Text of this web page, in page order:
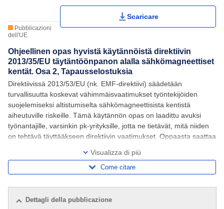
Pubblicazioni
dell'UE
Scaricare
Ohjeellinen opas hyvistä käytännöistä direktiivin
2013/35/EU täytäntöönpanon alalla sähkömagneettiset
kentät. Osa 2, Tapausselostuksia
Direktiivissä 2013/53/EU (nk. EMF-direktiivi) säädetään
turvallisuutta koskevat vähimmäisvaatimukset työntekijöiden
suojelemiseksi altistumiselta sähkömagneettisista kentistä
aiheutuville riskeille. Tämä käytännön opas on laadittu avuksi
työnantajille, varsinkin pk-yrityksille, jotta ne tietävät, mitä niiden
on tehtävä täyttääkseen direktiivin vaatimukset. Oppaasta saattaa
Visualizza di più
Come citare
Dettagli della pubblicazione